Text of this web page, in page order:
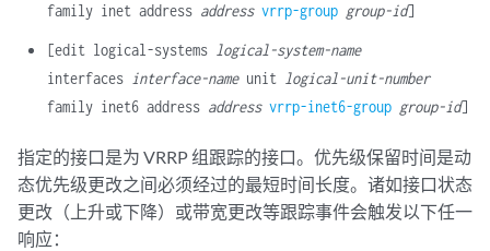
family inet address address vrrp-group group-id]
[edit logical-systems logical-system-name
interfaces interface-nameunit logical-unit-number
family inet6 address address vrrp-inet6-group group-id]
指定的接口是为 VRRP 组跟踪的接口。优先级保留时间是动
态优先级更改之间必须经过的最短时间长度。诸如接口状态
更改（上升或下降）或带宽更改等跟踪事件会触发以下任一
响应：